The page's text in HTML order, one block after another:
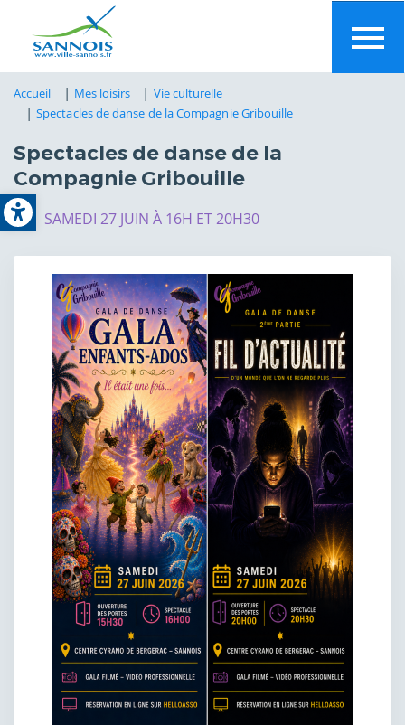
Open toolbar
Accueil Mes loisirs
Vie culturelle
Spectacles de danse de la Compagnie Gribouille
Spectacles de danse de la
Compagnie Gribouille
SAMEDI 27 JUIN À 16H ET 20H30